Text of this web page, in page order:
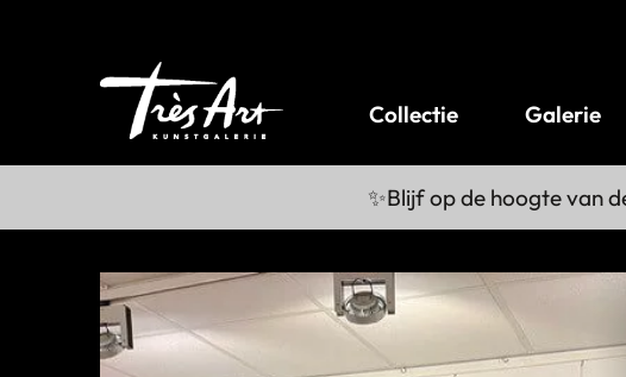
Collectie Galerie
✨Blijf op de hoogte van